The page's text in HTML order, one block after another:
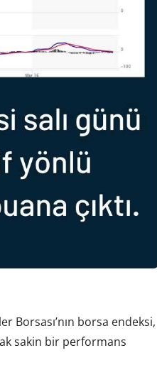
Borsası’nın borsa endeksi,
sakin bir performans